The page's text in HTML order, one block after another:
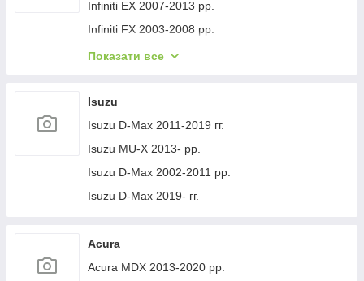
Jeep Cherokee XJ 1984-2001 гг.
Infiniti EX 2007-2013 рр.
Infiniti FX 2003-2008 рр.
Infiniti FX 2008-2012 рр.
Infiniti Q30 2015-2024 гг.
Infiniti Q50/Q60 2013-2024 рр.
Infiniti QX50 2013-2017 рр.
Infiniti QX56 2010-2013 рр.
Infiniti QX70 2013-2019 рр.
Infiniti G25/G35/37 (V36/CV36) 2006-2015 гг.
Infinity Q70/M-series 2010-2019 рр.
Показати все
Isuzu
Isuzu D-Max 2011-2019 гг.
Isuzu MU-X 2013- рр.
Isuzu D-Max 2002-2011 рр.
Isuzu D-Max 2019- гг.
Acura
Acura MDX 2013-2020 рр.